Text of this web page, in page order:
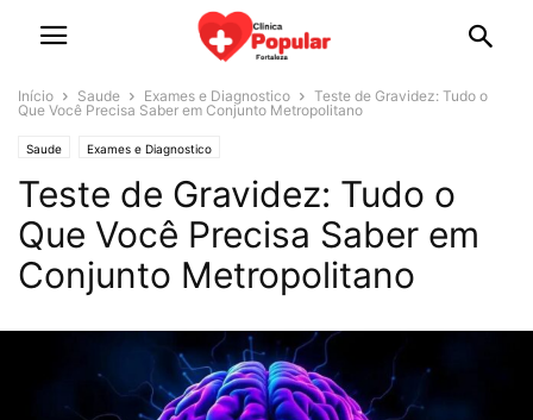
Início Saude Exames e Diagnostico
Teste de Gravidez: Tudo o
Que Você Precisa Saber em Conjunto Metropolitano
Saude Exames e Diagnostico
Teste de Gravidez: Tudo o
Que Você Precisa Saber em
Conjunto Metropolitano